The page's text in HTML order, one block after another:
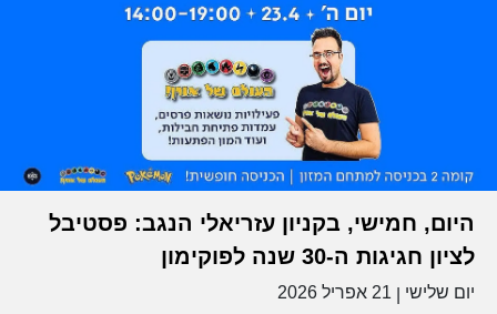
היום, חמישי, בקניון עזריאלי הנגב: פסטיבל
לציון חגיגות ה-30 שנה לפוקימון
יום שלישי 21 אפריל 2026